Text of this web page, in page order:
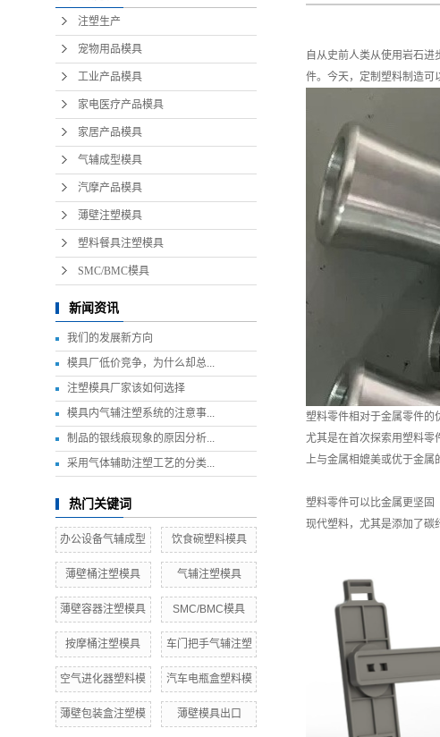
注塑生产
宠物用品模具
工业产品模具
家电医疗产品模具
家居产品模具
气辅成型模具
汽摩产品模具
薄壁注塑模具
塑料餐具注塑模具
SMC/BMC模具
新闻资讯
我们的发展新方向
模具厂低价竞争，为什么却总...
注塑模具厂家该如何选择
模具内气辅注塑系统的注意事...
制品的银线痕现象的原因分析...
采用气体辅助注塑工艺的分类...
热门关键词
办公设备气辅成型 饮食碗塑料模具
薄壁桶注塑模具 气辅注塑模具
薄壁容器注塑模具 SMC/BMC模具
按摩桶注塑模具 车门把手气辅注塑
空气进化器塑料模 汽车电瓶盒塑料模
薄壁包装盒注塑模 薄壁模具出口
自从史前人类从使用岩石
件。今天，定制塑料制造可
塑料零件相对于金属零件的
尤其是在首次探索用塑料零
上与金属相媲美或优于金属
塑料零件可以比金属更坚固
现代塑料，尤其是添加了碳